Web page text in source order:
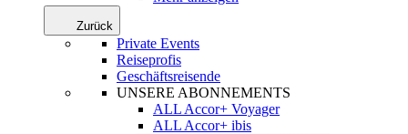
Zurück
Private Events
Reiseprofis
Geschäftsreisende
UNSERE ABONNEMENTS
ALL Accor+ Voyager
ALL Accor+ ibis